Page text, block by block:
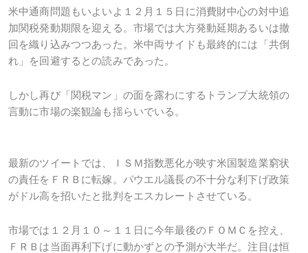
米中通商問題もいよいよ１２月１５日に消費財中心の対中追
加関税発動期限を迎える。市場では大方発動延期あるいは撤
回を織り込みつつあった。米中両サイドも最終的には「共倒
れ」を回避するとの読みであった。
しかし再び「関税マン」の面を露わにするトランプ大統領の
言動に市場の楽観論も揺らいでいる。
最新のツイートでは、ＩＳＭ指数悪化が映す米国製造業窮状
の責任をＦＲＢに転嫁。パウエル議長の不十分な利下げ政策
がドル高を招いたと批判をエスカレートさせている。
市場では１２月１０～１１日に今年最後のＦＯＭＣを控え、
ＦＲＢは当面再利下げに動かずとの予測が大半だ。注目は恒